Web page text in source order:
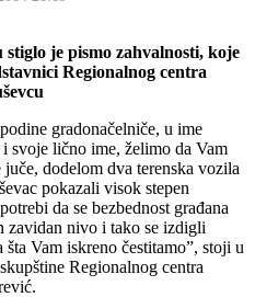
je pismo zahvalnosti, koje
Regionalnog centra
gradonačelniče, u ime
svoje lično ime, želimo da Vam
dodelom dva terenska vozila
pokazali visok stepen
da se bezbednost građana
zavidan nivo i tako se izdigli
Vam iskreno čestitamo”, stoji u
Regionalnog centra